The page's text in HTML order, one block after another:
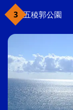
五稜郭公園